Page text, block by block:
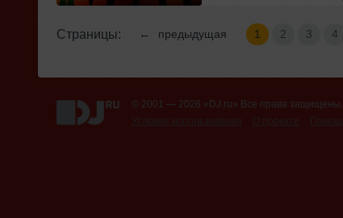
Страницы: ← предыдущая 1 2 3 4
© 2001 — 2026 «DJ.ru» Все права защищены.